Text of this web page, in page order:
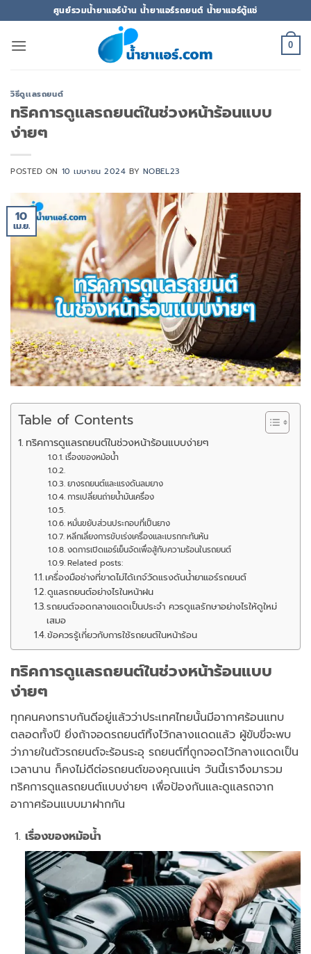
ไป
ยัง
ศูนย์รวมน้ำยาแอร์บ้าน น้ำยาแอร์รถยนต์ น้ำยาแอร์ตู้แช่
0
วิธีดูเเลรถยนต์
ทริคการดูแลรถยนต์ในช่วงหน้าร้อนแบบ
ง่ายๆ
POSTED ON 10 เมษายน 2024 BY NOBEL23
10
เม.ย.
Table of Contents
ทริคการดูแลรถยนต์ในช่วงหน้าร้อนแบบง่ายๆ
เรื่องของหม้อน้ำ
ยางรถยนต์และแรงดันลมยาง
การเปลี่ยนถ่ายน้ำมันเครื่อง
หมั่นขยับส่วนประกอบที่เป็นยาง
หลีกเลี่ยงการขับเร่งเครื่องและเบรกกะทันหัน
งดการเปิดแอร์เย็นจัดเพื่อสู้กับความร้อนในรถยนต์
Related posts:
เครื่องมือช่างที่ขาดไม่ได้เกจ์วัดแรงดันน้ำยาแอร์รถยนต์
ดูแลรถยนต์อย่างไรในหน้าฝน
รถยนต์จอดกลางแดดเป็นประจำ ควรดูแลรักษาอย่างไรให้ดูใหม่
เสมอ
ข้อควรรู้เกี่ยวกับการใช้รถยนต์ในหน้าร้อน
ทริคการดูแลรถยนต์ในช่วงหน้าร้อนแบบ
ง่ายๆ
ทุกคนคงทราบกันดีอยู่แล้วว่าประเทศไทยนั้นมีอากาศร้อนแทบ
ตลอดทั้งปี ยิ่งถ้าจอดรถยนต์ทิ้งไว้กลางแดดแล้ว ผู้ขับขี่จะพบ
ว่าภายในตัวรถยนต์จะร้อนระอุ รถยนต์ที่ถูกจอดไว้กลางแดดเป็น
เวลานาน ก็คงไม่ดีต่อรถยนต์ของคุณแน่ๆ วันนี้เราจึงมารวม
ทริคการดูแลรถยนต์แบบง่ายๆ เพื่อป้องกันและดูแลรถจาก
อากาศร้อนแบบมาฝากกัน
เรื่องของหม้อน้ำ